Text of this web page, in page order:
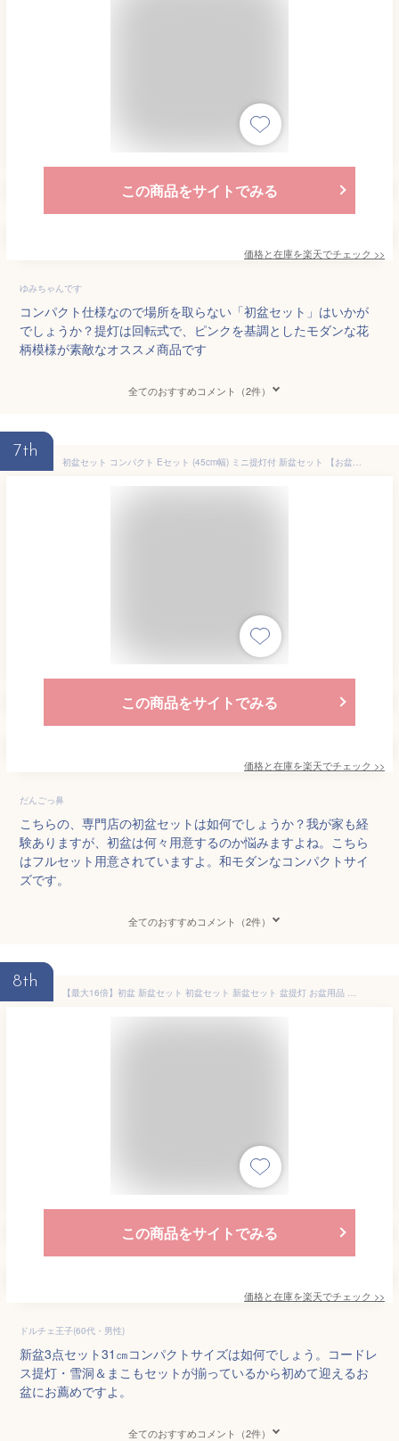
この商品をサイトでみる
価格と在庫を楽天でチェック >>
ゆみちゃんです
コンパクト仕様なので場所を取らない「初盆セット」はいかが
でしょうか？提灯は回転式で、ピンクを基調としたモダンな花
柄模様が素敵なオススメ商品です
全てのおすすめコメント（2件）
7th
初盆セット コンパクト Eセット (45cm幅) ミニ提灯付 新盆セット 【お盆用品】 初盆 初盆準備 新盆準備 初盆提灯 新盆提灯 新盆 お盆 盆ちょうちん 専門店 おすすめ 行灯 モダン お盆セット お盆飾り 初盆見舞い 一対 新型 ミニ 白提灯 LED 迎え火 精霊棚 省スペース お仏壇
この商品をサイトでみる
価格と在庫を楽天でチェック >>
だんごっ鼻
こちらの、専門店の初盆セットは如何でしょうか？我が家も経
験ありますが、初盆は何々用意するのか悩みますよね。こちら
はフルセット用意されていますよ。和モダンなコンパクトサイ
ズです。
全てのおすすめコメント（2件）
8th
【最大16倍】初盆 新盆セット 初盆セット 新盆セット 盆提灯 お盆用品 コードレス コンパクト 31cm まこも 置き提灯 雪洞 仏具 お盆 提灯 新盆飾り 盆ちょうちん お盆飾り 小型 モダン提灯 お供え 御仏前 ミニサイズ 新盆 提灯 初盆 提灯
この商品をサイトでみる
価格と在庫を楽天でチェック >>
ドルチェ王子(60代・男性)
新盆3点セット31㎝コンパクトサイズは如何でしょう。コードレ
ス提灯・雪洞＆まこもセットが揃っているから初めて迎えるお
盆にお薦めですよ。
全てのおすすめコメント（2件）